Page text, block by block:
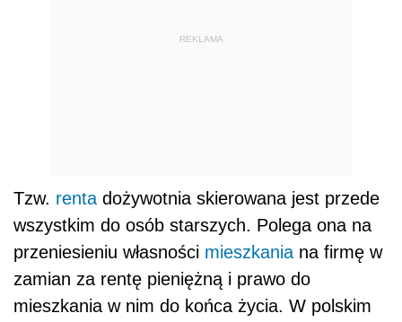
REKLAMA
Tzw. rentadożywotnia skierowana jest przede
wszystkim do osób starszych. Polega ona na
przeniesieniu własności mieszkaniana firmę w
zamian za rentę pieniężną i prawo do
mieszkania w nim do końca życia. W polskim